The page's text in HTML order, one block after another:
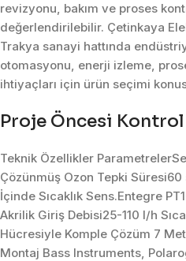
revizyonu, bakım ve proses
değerlendirilebilir. Çetinkaya
Trakya sanayi hattında
otomasyonu, enerji izleme,
ihtiyaçları için ürün seçimi
Proje Öncesi Kontrol
Teknik Özellikler
Çözünmüş Ozon Tepki Süresi60
İçinde Sıcaklık Sens.Entegre
Akrilik Giriş Debisi25-110 l/h
Hücresiyle Komple Çözüm 7
Montaj Bass Instruments,